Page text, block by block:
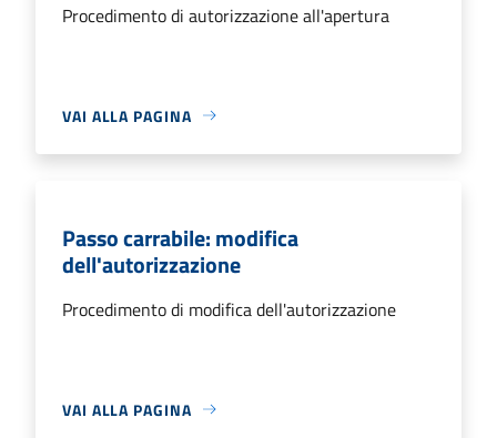
Procedimento di autorizzazione all'apertura
VAI ALLA PAGINA
Passo carrabile: modifica
dell'autorizzazione
Procedimento di modifica dell'autorizzazione
VAI ALLA PAGINA